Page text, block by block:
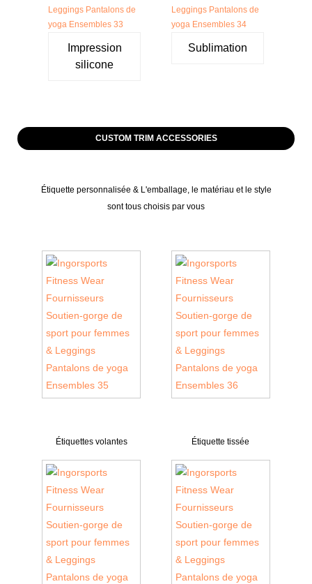
Impression
silicone
Sublimation
CUSTOM TRIM ACCESSORIES
Étiquette personnalisée & L'emballage, le matériau et le style
sont tous choisis par vous
Étiquettes volantes Étiquette tissée